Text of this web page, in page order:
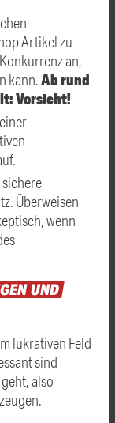
Artikel zu
an,
kann.Ab rund
Vorsicht!
Überweisen
wenn
UND
lukrativen Feld
sind
also